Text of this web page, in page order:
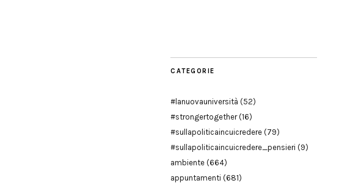
CATEGORIE
#lanuovauniversità (52)
#strongertogether(16)
#sullapoliticaincuicredere (79)
#sullapoliticaincuicredere_pensieri (9)
ambiente (664)
appuntamenti (681)